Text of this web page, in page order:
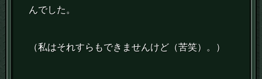
んでした。
（私はそれすらもできませんけど（苦笑）。）